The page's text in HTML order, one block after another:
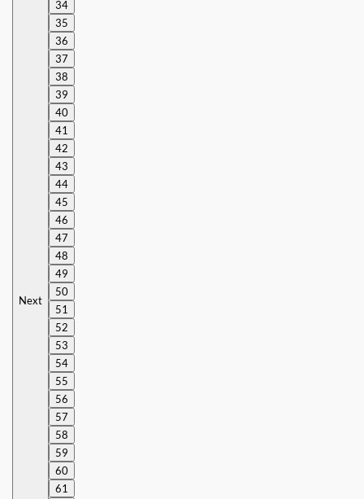
Next
34
35
36
37
38
39
40
41
42
43
44
45
46
47
48
49
50
51
52
53
54
55
56
57
58
59
60
61